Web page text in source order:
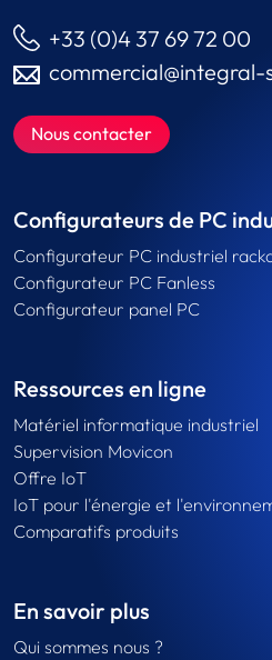
+33 (0)4 37 69 72 00
Nous contacter
Configurateurs de PC
Configurateur PC industriel
Configurateur PC Fanless
Configurateur panel PC
Ressources en ligne
Matériel informatique industriel
Supervision Movicon
Offre IoT
IoT pour l'énergie et
Comparatifs produits
En savoir plus
Qui sommes nous ?